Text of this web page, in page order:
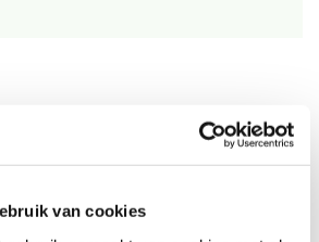
van cookies
1100308